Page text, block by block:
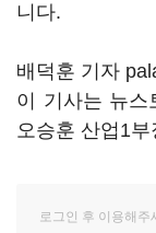
니다.
배덕훈 기자
이 기사는 뉴스
오승훈 산업1부